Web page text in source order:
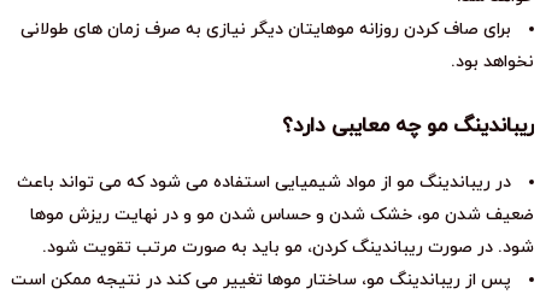
برای صاف کردن روزانه موهایتان دیگر نیازی به صرف زمان های طولانی
نخواهد بود.
ریباندینگ مو چه معایبی دارد؟
در ریباندینگ مو از مواد شیمیایی استفاده می شود که می تواند باعث
ضعیف شدن مو، خشک شدن و حساس شدن مو و در نهایت ریزش موها
شود. در صورت ریباندینگ کردن، مو باید به صورت مرتب تقویت شود.
پس از ریباندینگ مو، ساختار موها تغییر می کند در نتیجه ممکن است